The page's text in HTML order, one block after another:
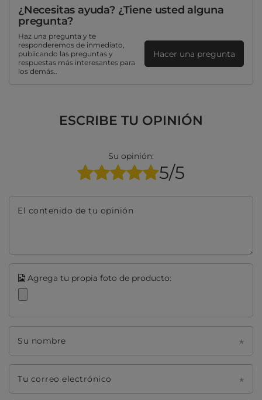
¿Necesitas ayuda? ¿Tiene usted alguna
pregunta?
Haz una pregunta y te
responderemos de inmediato,
publicando las preguntas y
respuestas más interesantes para
los demás..
Hacer una pregunta
ESCRIBE TU OPINIÓN
Su opinión:
5/5
El contenido de tu opinión
Agrega tu propia foto de producto:
Su nombre
Tu correo electrónico